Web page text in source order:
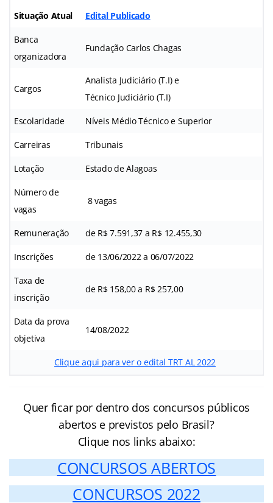
Situação Atual Edital Publicado
Banca
organizadora
Fundação Carlos Chagas
Cargos
Analista Judiciário (T.I) e
Técnico Judiciário (T.I)
Escolaridade Níveis Médio Técnico e Superior
Carreiras Tribunais
Lotação Estado de Alagoas
Número de
vagas
8 vagas
Remuneração de R$ 7.591,37 a R$ 12.455,30
Inscrições de 13/06/2022 a 06/07/2022
Taxa de
inscrição
de R$ 158,00 a R$ 257,00
Data da prova
objetiva
14/08/2022
Clique aqui para ver o edital TRT AL 2022
Quer ficar por dentro dos concursos públicos
abertos e previstos pelo Brasil?
Clique nos links abaixo:
CONCURSOS ABERTOS
CONCURSOS 2022